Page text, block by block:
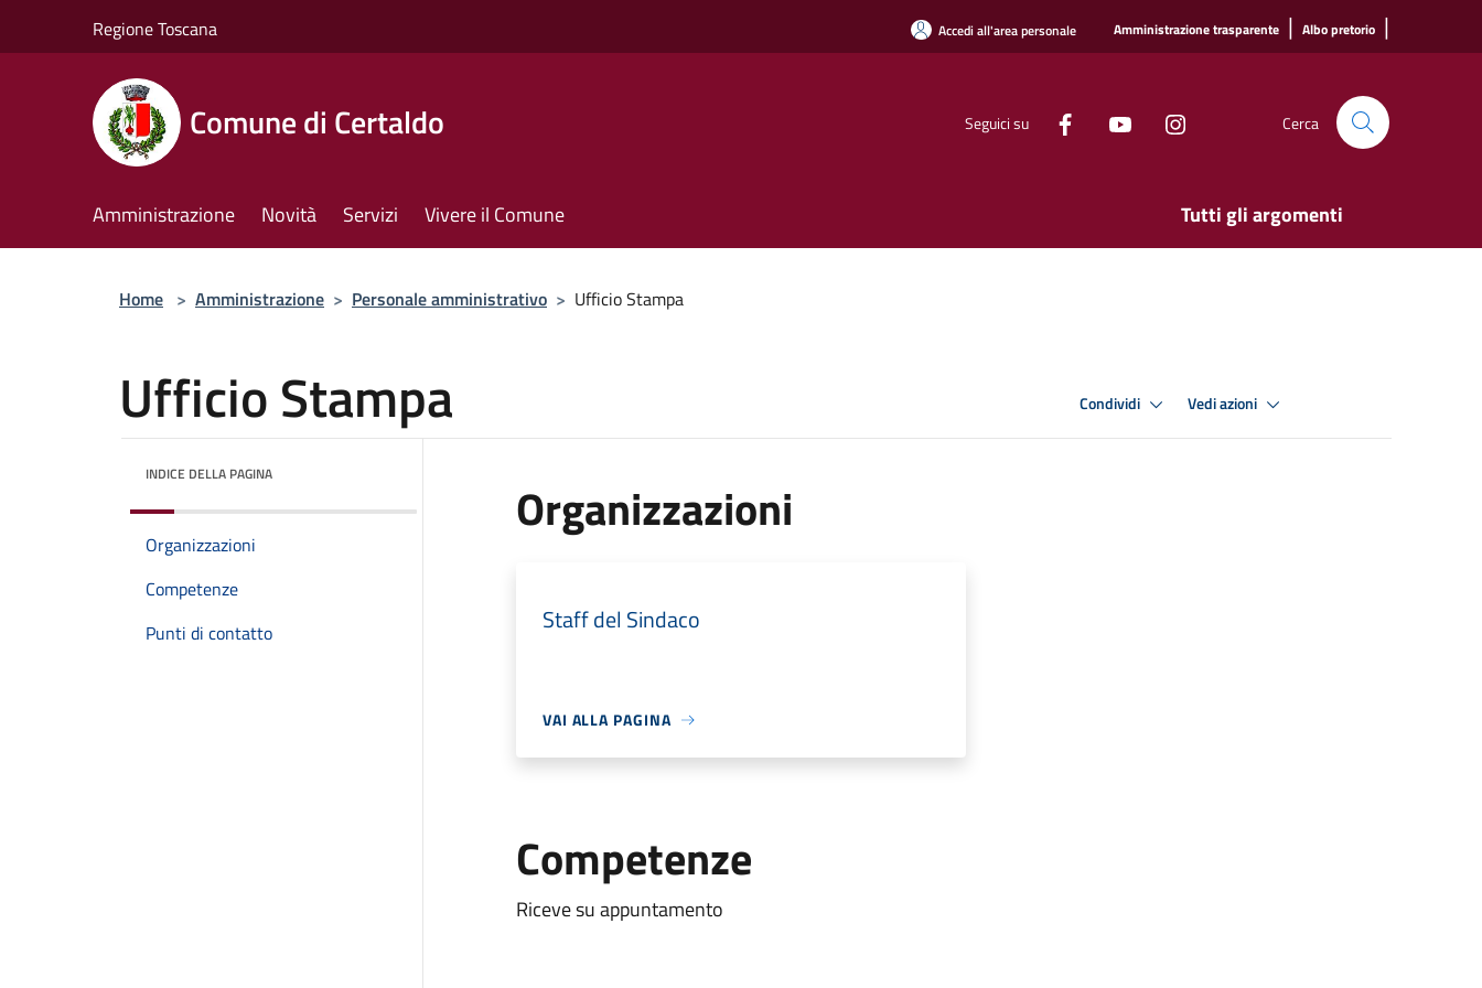
Regione Toscana Accedi all'area personale Amministrazione trasparente | Albo pretorio |
Comune di Certaldo Seguici su Cerca
Amministrazione Novità Servizi Vivere il Comune Tutti gli argomenti
Home > Amministrazione > Personale amministrativo > Ufficio Stampa
Ufficio Stampa Condividi Vedi azioni
INDICE DELLA PAGINA
Organizzazioni
Competenze
Punti di contatto
Organizzazioni
Staff del Sindaco
VAI ALLA PAGINA
Competenze
Riceve su appuntamento